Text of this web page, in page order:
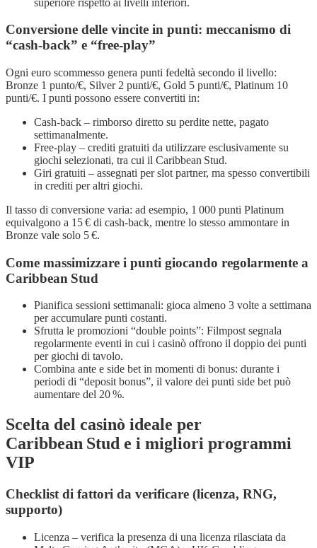
Conversione delle vincite in punti: meccanismo di
“cash‑back” e “free‑play”
Ogni euro scommesso genera punti fedeltà secondo il livello:
Bronze 1 punto/€, Silver 2 punti/€, Gold 5 punti/€, Platinum 10
punti/€. I punti possono essere convertiti in:
Cash‑back – rimborso diretto su perdite nette, pagato
settimanalmente.
Free‑play – crediti gratuiti da utilizzare esclusivamente su
giochi selezionati, tra cui il Caribbean Stud.
Giri gratuiti – assegnati per slot partner, ma spesso convertibili
in crediti per altri giochi.
Il tasso di conversione varia: ad esempio, 1 000 punti Platinum
equivalgono a 15 € di cash‑back, mentre lo stesso ammontare in
Bronze vale solo 5 €.
Come massimizzare i punti giocando regolarmente a
Caribbean Stud
Pianifica sessioni settimanali: gioca almeno 3 volte a settimana
per accumulare punti costanti.
Sfrutta le promozioni “double points”: Filmpost segnala
regolarmente eventi in cui i casinò offrono il doppio dei punti
per giochi di tavolo.
Combina ante e side bet in momenti di bonus: durante i
periodi di “deposit bonus”, il valore dei punti side bet può
aumentare del 20 %.
Scelta del casinò ideale per
Caribbean Stud e i migliori programmi
VIP
Checklist di fattori da verificare (licenza, RNG,
supporto)
Licenza – verifica la presenza di una licenza rilasciata da